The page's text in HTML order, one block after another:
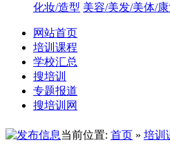
化妆/造型 美容/美发/美体/康
网站首页
培训课程
学校汇总
搜培训
专题报道
搜培训网
当前位置: 首页 » 培训